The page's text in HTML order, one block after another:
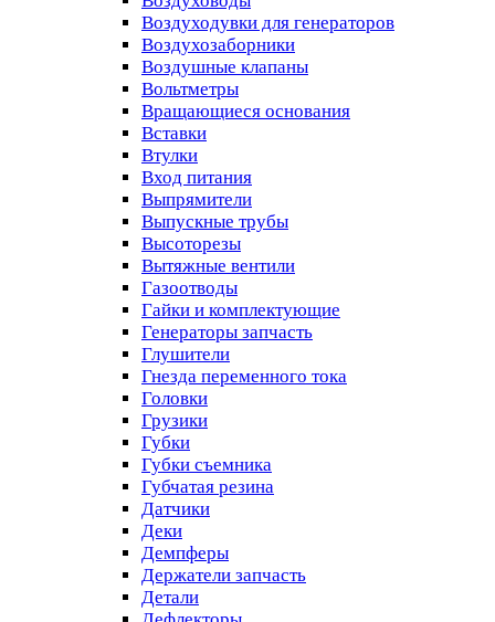
Воздуходувки для генераторов
Воздухозаборники
Воздушные клапаны
Вольтметры
Вращающиеся основания
Вставки
Втулки
Вход питания
Выпрямители
Выпускные трубы
Высоторезы
Вытяжные вентили
Газоотводы
Гайки и комплектующие
Генераторы запчасть
Глушители
Гнезда переменного тока
Головки
Грузики
Губки
Губки съемника
Губчатая резина
Датчики
Деки
Демпферы
Держатели запчасть
Детали